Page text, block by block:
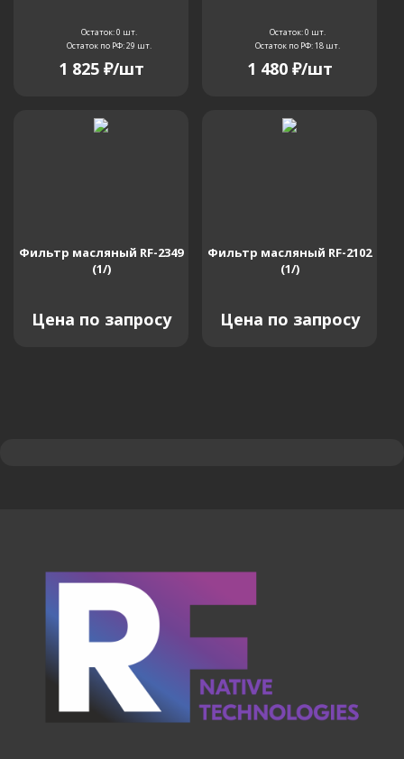
Остаток: 0 шт.
Остаток по РФ: 29 шт.
1 825₽/шт
Остаток: 0 шт.
Остаток по РФ: 18шт.
1 480₽/шт
Фильтр масляный RF-2349
(1/)
Цена по запросу
Фильтр масляный RF-2102
(1/)
Цена по запросу